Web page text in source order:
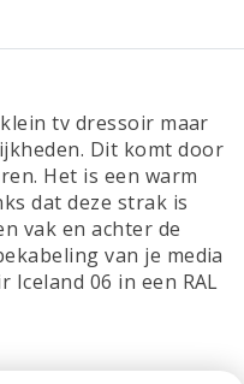
tv dressoir maar
Dit komt door
Het is een warm
dat deze strak is
vak en achter de
van je media
06 in een RAL